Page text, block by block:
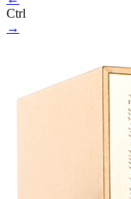
Ctrl
→